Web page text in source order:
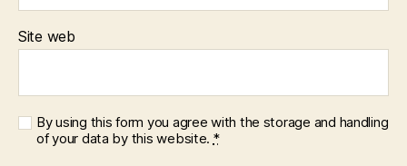
Site web
By using this form you agree with the storage and handling
of your data by this website. *